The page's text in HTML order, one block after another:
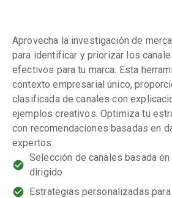
Aprovecha la investigación de
para identificar y priorizar los
efectivos para tu marca. Esta
contexto empresarial único,
clasificada de canales con
ejemplos creativos. Optimiza tu
con recomendaciones basadas en
expertos.
Selección de canales basada
dirigido
Estrategias personalizadas